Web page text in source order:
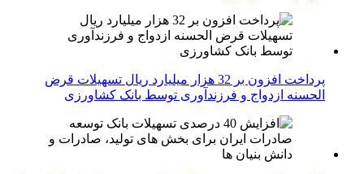
پرداخت افزون بر 32 هزار میلیارد ریال تسهیلات قرض
الحسنه ازدواج و فرزندآوری توسط بانک کشاورزی